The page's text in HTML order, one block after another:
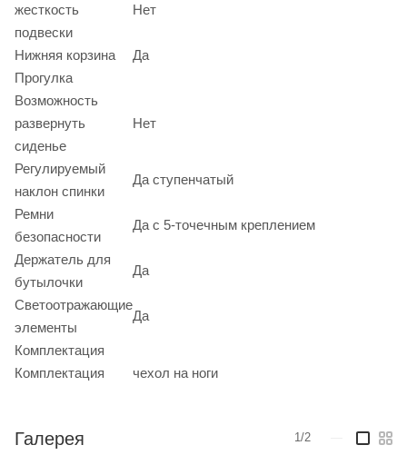
жесткость
подвески
Нет
Нижняя корзина
Да
Прогулка
Возможность
развернуть
сиденье
Нет
Регулируемый
наклон спинки
Да ступенчатый
Ремни
безопасности
Да c 5-точечным креплением
Держатель для
бутылочки
Да
Светоотражающие
элементы
Да
Комплектация
Комплектация
чехол на ноги
Галерея 1/2